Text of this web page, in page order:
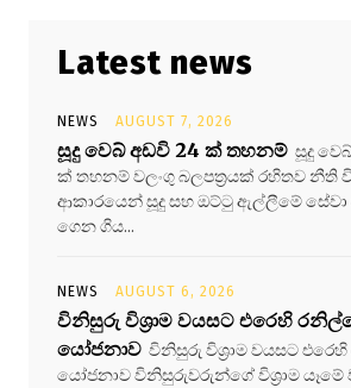
Latest news
NEWS AUGUST 7, 2026
සූදු වෙබ් අඩවි 24 ක් තහනම් සූදු
ක් තහනම් වලංගු බලපත්‍රයක් රහිතව නීති
ආකාරයෙන් සූදු සහ ඔට්ටු ඇල්ලීමේ සේවා
ගෙන ගිය...
NEWS AUGUST 6, 2026
විනිසුරු විශ්‍රාම වයසට එරෙහි
යෝජනාව විනිසුරු විශ්‍රාම වයසට
යෝජනාව විනිසුරුවරුන්ගේ විශ්‍රාම යෑමේ